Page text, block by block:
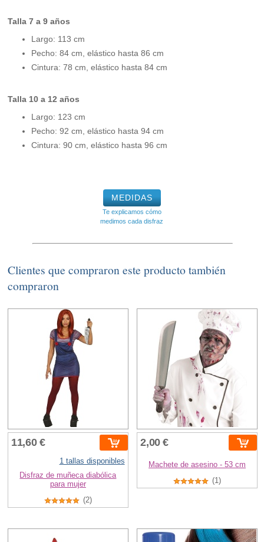
Talla 7 a 9 años
Largo: 113 cm
Pecho: 84 cm, elástico hasta 86 cm
Cintura: 78 cm, elástico hasta 84 cm
Talla 10 a 12 años
Largo: 123 cm
Pecho: 92 cm, elástico hasta 94 cm
Cintura: 90 cm, elástico hasta 96 cm
MEDIDAS
Te explicamos cómo
medimos cada disfraz
Clientes que compraron este producto también
compraron
11,60 €
1 tallas disponibles
Disfraz de muñeca diabólica
para mujer
(2)
2,00 €
Machete de asesino - 53 cm
(1)